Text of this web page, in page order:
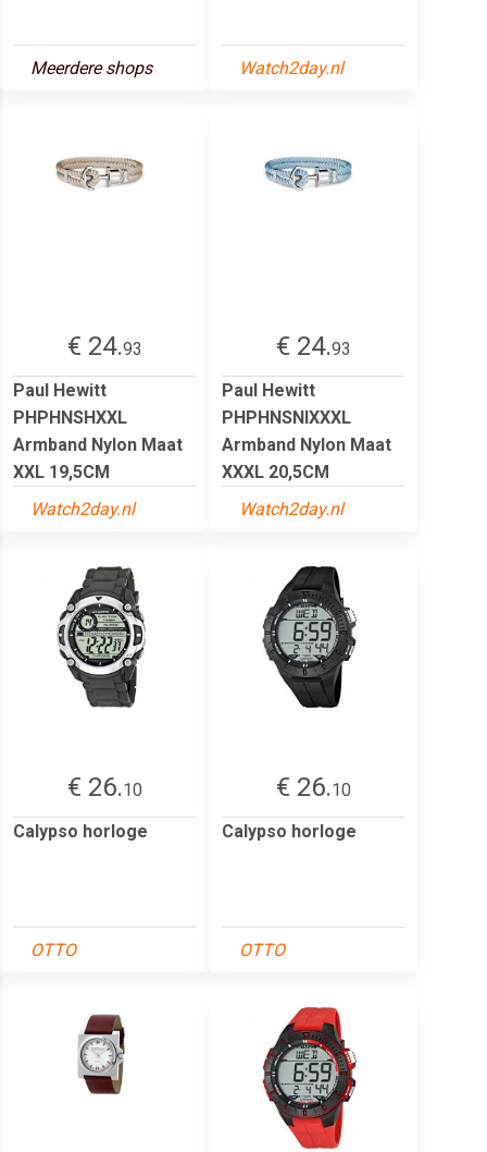
Meerdere shops Watch2day.nl
€ 24.93
Paul Hewitt
PHPHNSHXXL
Armband Nylon Maat
XXL 19,5CM
Watch2day.nl
€ 24.93
Paul Hewitt
PHPHNSNIXXXL
Armband Nylon Maat
XXXL 20,5CM
Watch2day.nl
€ 26.10
Calypso horloge
OTTO
€ 26.10
Calypso horloge
OTTO